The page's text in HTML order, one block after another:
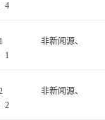
4
1
非新闻源、
2
非新闻源、